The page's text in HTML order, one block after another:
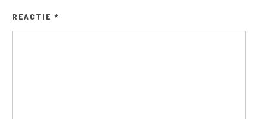
REACTIE *